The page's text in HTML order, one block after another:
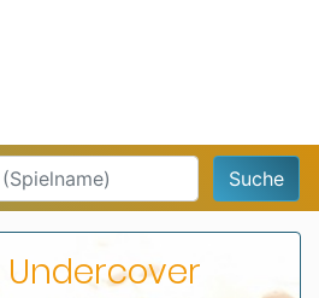
Suche
Undercover